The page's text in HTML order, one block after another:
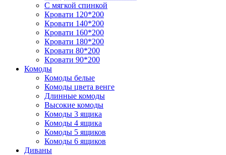
С мягкой спинкой
Кровати 120*200
Кровати 140*200
Кровати 160*200
Кровати 180*200
Кровати 80*200
Кровати 90*200
Комоды
Комоды белые
Комоды цвета венге
Длинные комоды
Высокие комоды
Комоды 3 ящика
Комоды 4 ящика
Комоды 5 ящиков
Комоды 6 ящиков
Диваны